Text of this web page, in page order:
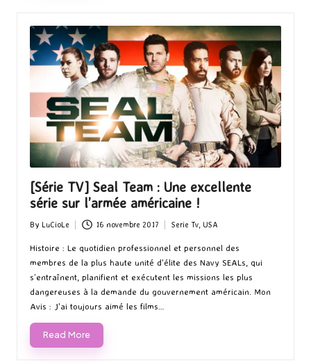
[Série TV] Seal Team : Une excellente
série sur l’armée américaine !
Posted
by
By LuCioLe 16 novembre 2017
in
Serie Tv, USA
Histoire : Le quotidien professionnel et personnel des
membres de la plus haute unité d'élite des Navy SEALs, qui
s’entraînent, planifient et exécutent les missions les plus
dangereuses à la demande du gouvernement américain. Mon
Avis : J'ai toujours aimé les films…
Read More